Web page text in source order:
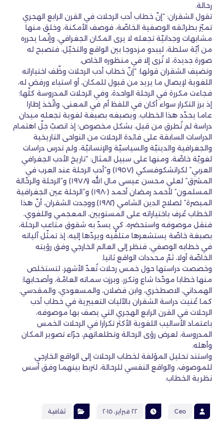
رحالة.
تقول الشقران: “إنّ خطاب أدب الرحلات في القرن الرابع الهجري
تميّز بطرائقه الوصفية الخاصّة، فوصف الأمكنة، وخلق منها
مشابهات وجدانيّة تجعله لا يرى المكان الجغرافي، وإنّما يحرره
من أيّة سلطة، ليبدو مزدوجا بين الواقع والتخيّل، فتصبح له
صورة جديدة، لا تُرى إلا في منظوره الخاص.
وتضيف الشقران قولها: “إنّ خطاب أدب الرحلات وظّف اختياراته
اللغوية لإيصال ما يريد من قبول للمكان، أو استياء ورفض له،
فجاءت مكررة في الرحلة الواحدة، وفي الرحلات المدروسة كلّها؛
إذ برز التكرار سواء أكان في اللفظ أم في المعنى، واتّخذ إطارا
عاما يحدّد هذا الخطاب، ويصبغه بصبغة لغوية تجعله ميدان
دراسة لم تُطرق من قبل، بشكل مخصوص؛ إذ انصبّ جلّ اهتمام
الدراسات السابقة على فائدة الرحلات من النواحى التاريخية
والجغرافية والدينيّة والسياسيّة والإنسانيّة، ولم تدرس دراسات
لغويّة خاصّة، ومنها على سبيل المثال: “تاريخ الأدب الجغرافي
العربي” لكراتشكوفسكي (١٩٥٧) و”أدب الرحلة عند العرب في
المشرق” لعلي محسن عيسى مال الله (١٩٧٨) و”الرحلة والرحّالة
المسلمون” لأحمد رمضان أحمد (١٩٨٠) و”الرحلة عين الجغرافية
المبصرة” لصلاح الدين الشامي (١٩٨٢).ووجدت الشقران، أنّ هذا
الخطاب عُرف باختياراته على المستويين، المعجمي واللغوي،
فنقل موصوفه واستحضره، كي يسدّ به شقوق متاعب الرحلة،
بصبغة خاصّة يستشعرها متلقّيه ويردّها إليه، إذ تمثّل آلياته
في خطابه الوصفي، فنظر إلى العالم الخارجي وفق رؤيته
الخاصّة أولا، ثمّ محددات الواقع ثانيا.
وخصصت دراستها حول خمس رحلات تُعدّ الأشهر، لتستخلص
منها خطابا موحّدا شاع وتكرر، وبرزت سماته العامّة، وأصحابها:
الهمداني، الاصطخري، وابن فضلان، والمسعودي، والمقدسي.
كما عُنيت دراسة الشقران بالآليات التعبيرية في خطاب أدب
الرحلات في القرن الرابع الهجري التي يصف بها موصوفه،
باعتماد الأساليب اللغوية الأكثر تكرارا في الرحلات الخمس
المدروسة، لعرض رؤى الرحالة وتطلعاتهم، جرّاء تصوير المكان
وأهله.
واستند تحليل المؤلفة لخطاب الرحلات إلى الواقع الخارجي
للموصوف، والواقع النفسي للرحالة، لتربط بينهما وفق أسس
نظرية الخطاب.
Ceo ٢٢ فبراير، ٢٠١٥ ثقافية